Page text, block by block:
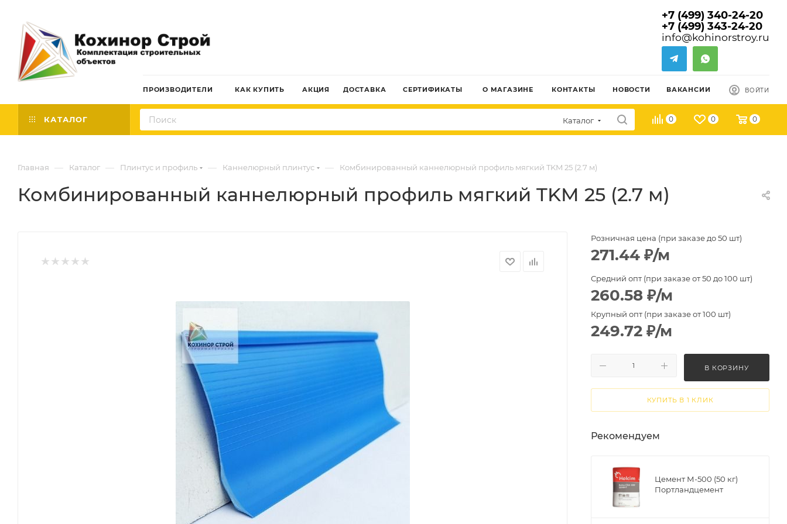
+7 (499) 340-24-20
+7 (499) 343-24-20
info@kohinorstroy.ru
ПРОИЗВОДИТЕЛИ КАК КУПИТЬ АКЦИЯ ДОСТАВКА СЕРТИФИКАТЫ О МАГАЗИНЕ КОНТАКТЫ НОВОСТИ ВАКАНСИИ ВОЙТИ
КАТАЛОГ Каталог 0 0 0
Главная — Каталог — Плинтус и профиль — Каннелюрный плинтус — Комбинированный каннелюрный профиль мягкий TKM 25 (2.7 м)
Комбинированный каннелюрный профиль мягкий TKM 25 (2.7 м)
Розничная цена (при заказе до 50 шт)
271.44 ₽/м
Средний опт (при заказе от 50 до 100 шт)
260.58 ₽/м
Крупный опт (при заказе от 100 шт)
249.72 ₽/м
В КОРЗИНУ
КУПИТЬ В 1 КЛИК
Рекомендуем
Цемент М-500 (50 кг)
Портландцемент